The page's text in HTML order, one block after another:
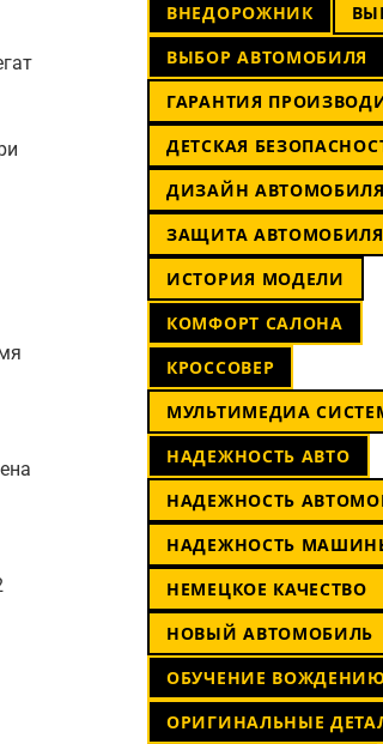
ВНЕДОРОЖНИК
ВЫБОР АВТОМОБИЛЯ
ГАРАНТИЯ
ДЕТСКАЯ
ДИЗАЙН АВТОМОБИЛЯ
ЗАЩИТА АВТОМОБИЛЯ
ИСТОРИЯ МОДЕЛИ
КОМФОРТ САЛОНА
КРОССОВЕР
МУЛЬТИМЕДИА
НАДЕЖНОСТЬ АВТО
НАДЕЖНОСТЬ
НАДЕЖНОСТЬ
НЕМЕЦКОЕ КАЧЕСТВО
НОВЫЙ АВТОМОБИЛЬ
ОБУЧЕНИЕ
ОРИГИНАЛЬНЫЕ